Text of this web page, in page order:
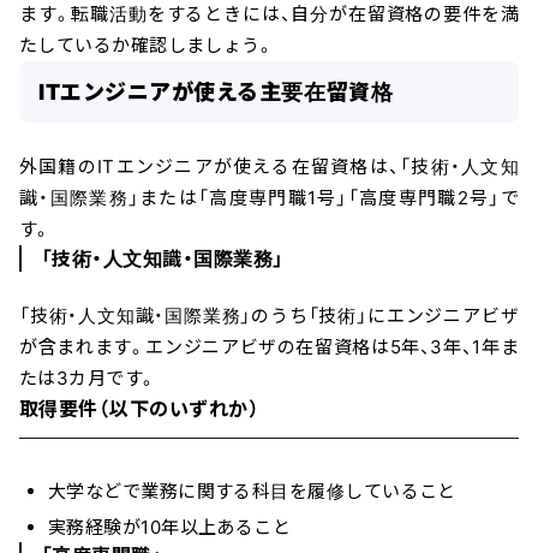
ます。転職活動をするときには、自分が在留資格の要件を満
たしているか確認しましょう。
ITエンジニアが使える主要在留資格
外国籍のITエンジニアが使える在留資格は、「技術・人文知
識・国際業務」または「高度専門職1号」「高度専門職2号」で
す。
「技術・人文知識・国際業務」
「技術・人文知識・国際業務」のうち「技術」にエンジニアビザ
が含まれます。エンジニアビザの在留資格は5年、3年、1年ま
たは3カ月です。
取得要件（以下のいずれか）
大学などで業務に関する科目を履修していること
実務経験が10年以上あること